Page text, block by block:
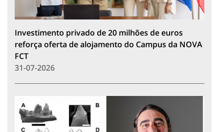
Investimento privado de 20 milhões de euros
reforça oferta de alojamento do Campus da NOVA
FCT
31-07-2026